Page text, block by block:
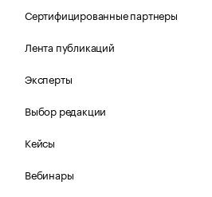
Сертифицированные партнеры
Лента публикаций
Эксперты
Выбор редакции
Кейсы
Вебинары